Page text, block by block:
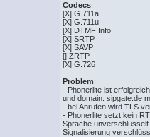
Codecs:
[X] G.711a
[X] G.711u
[X] DTMF Info
[X] SRTP
[X] SAVP
[] ZRTP
[X] G.726
Problem:
- Phonerlite ist
und domain: sipgate.de
- bei Anrufen wird TLS
- Phonerlite setzt kein
Sprache
Signalisierung